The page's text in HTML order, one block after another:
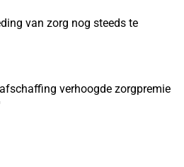
van zorg nog steeds te
verhoogde zorgpremie